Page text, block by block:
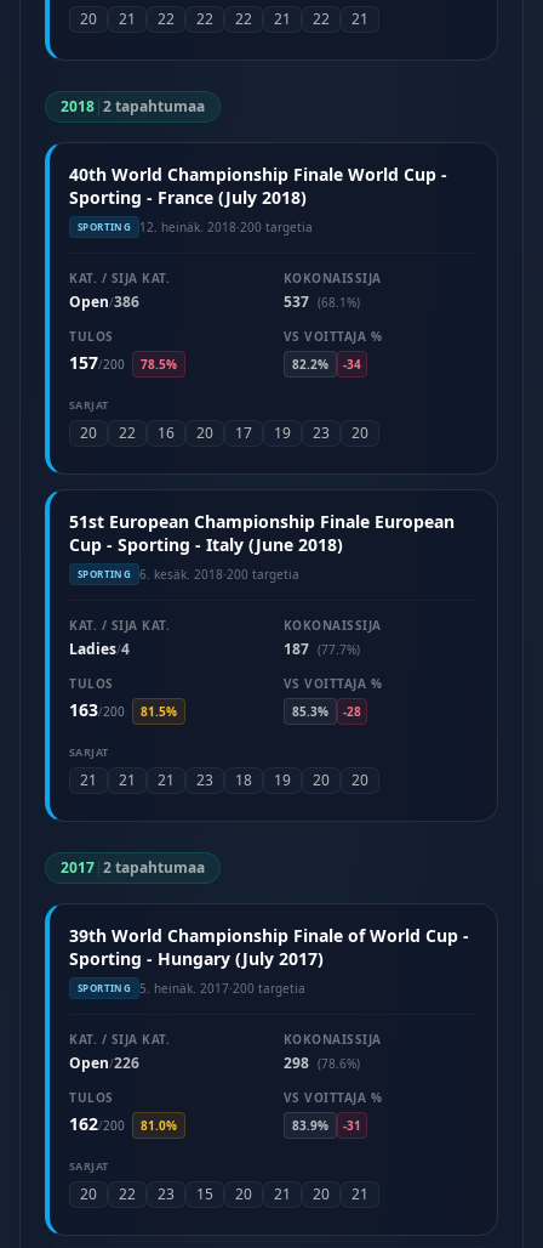
20 21 22 22 22 21 22 21
2018|2 tapahtumaa
40th World Championship Finale World Cup -
Sporting - France (July 2018)
SPORTING 12. heinäk. 2018·200 targetia
KAT. / SIJA KAT.
Open/386
KOKONAISSIJA
537 (68.1%)
TULOS
157/200 78.5%
VS VOITTAJA %
82.2%
-34
SARJAT
20 22 16 20 17 19 23 20
51st European Championship Finale European
Cup - Sporting - Italy (June 2018)
SPORTING 6. kesäk. 2018·200 targetia
KAT. / SIJA KAT.
Ladies/4
KOKONAISSIJA
187 (77.7%)
TULOS
163/200 81.5%
VS VOITTAJA %
85.3%
-28
SARJAT
21 21 21 23 18 19 20 20
2017|2 tapahtumaa
39th World Championship Finale of World Cup -
Sporting - Hungary (July 2017)
SPORTING 5. heinäk. 2017·200 targetia
KAT. / SIJA KAT.
Open/226
KOKONAISSIJA
298 (78.6%)
TULOS
162/200 81.0%
VS VOITTAJA %
83.9%
-31
SARJAT
20 22 23 15 20 21 20 21